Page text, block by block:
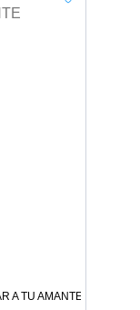
A TU AMANTE